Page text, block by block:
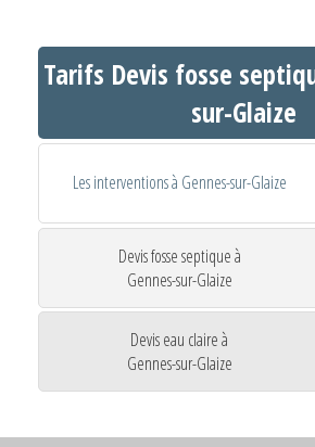
Tarifs Devis fosse
sur-Glaize
Les interventions à Gennes-sur-Glaize
Devis fosse septique à
Gennes-sur-Glaize
Devis eau claire à
Gennes-sur-Glaize